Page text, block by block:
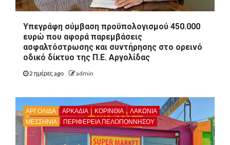
Υπεγράφη σύμβαση προϋπολογισμού 450.000
ευρώ που αφορά παρεμβάσεις
ασφαλτόστρωσης και συντήρησης στο ορεινό
οδικό δίκτυο της Π.Ε. Αργολίδας
2 ημέρες ago admin
ΑΡΓΟΛΙΔΑ ΑΡΚΑΔΊΑ ΚΟΡΙΝΘΊΑ
ΛΑΚΩΝΙΑ
ΜΕΣΣΗΝΙΑ
ΠΕΡΙΦΈΡΕΙΑ ΠΕΛΟΠΟΝΝΉΣΟΥ